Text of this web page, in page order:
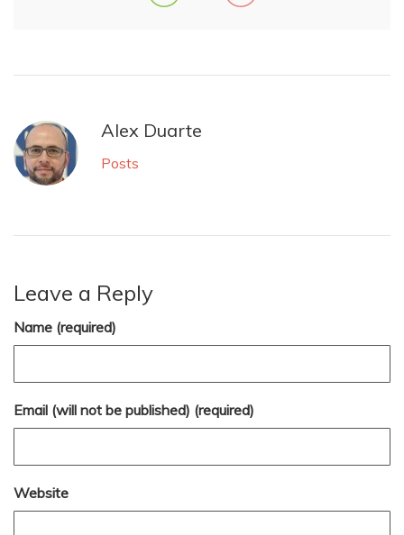
Alex Duarte
Posts
Leave a Reply
Name (required)
Email (will not be published) (required)
Website